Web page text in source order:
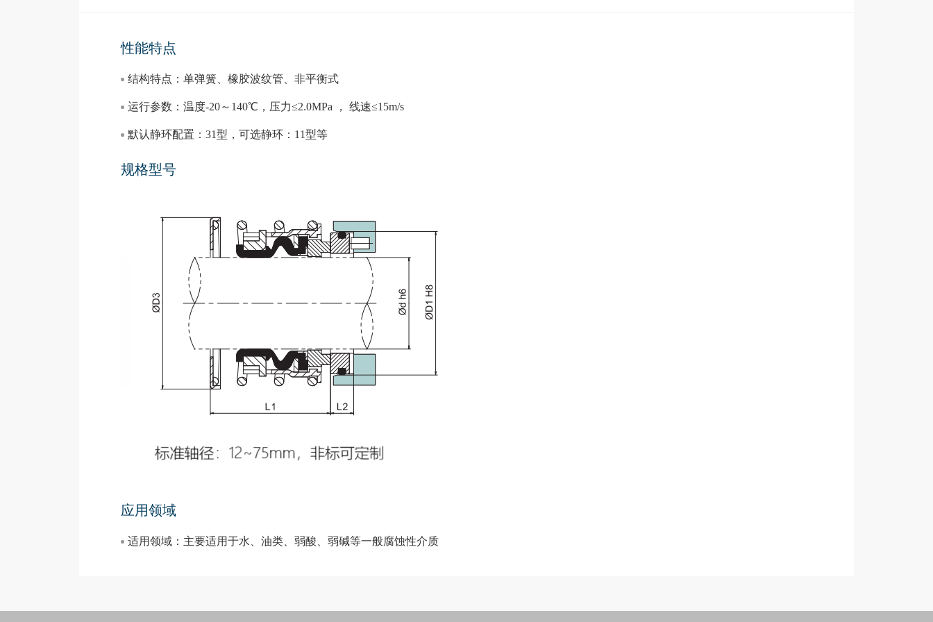
性能特点
结构特点：单弹簧、橡胶波纹管、非平衡式
运行参数：温度-20～140℃，压力≤2.0MPa ， 线速≤15m/s
默认静环配置：31型，可选静环：11型等
规格型号
应用领域
适用领域：主要适用于水、油类、弱酸、弱碱等一般腐蚀性介质